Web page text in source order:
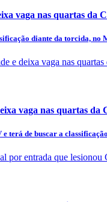
vaga nas quartas da
diante da torcida, no
vaga nas quartas da
terá de buscar a